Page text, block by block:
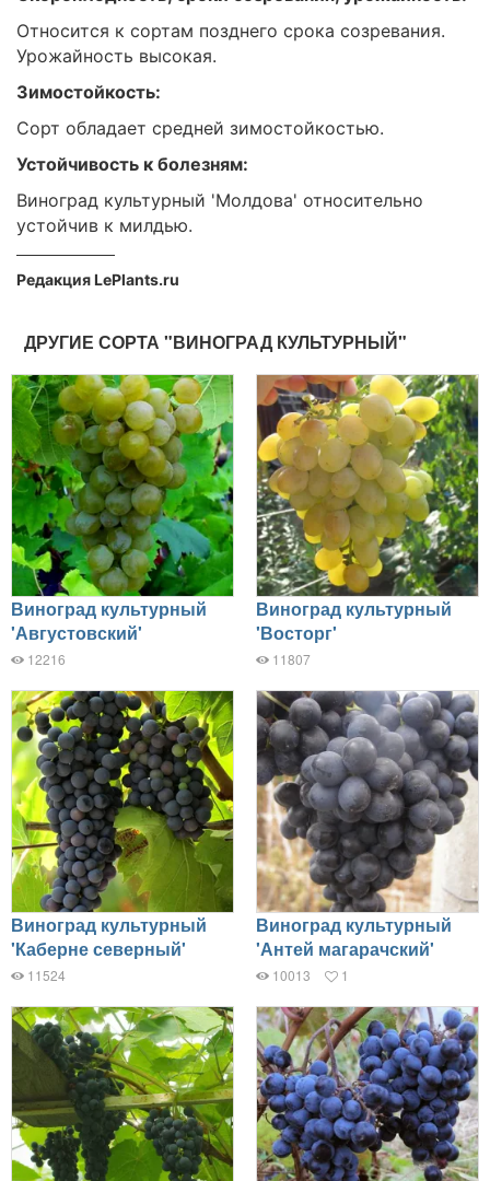
Относится к сортам позднего срока созревания.
Урожайность высокая.
Зимостойкость:
Сорт обладает средней зимостойкостью.
Устойчивость к болезням:
Виноград культурный 'Молдова' относительно
устойчив к милдью.
Редакция LePlants.ru
ДРУГИЕ СОРТА "ВИНОГРАД КУЛЬТУРНЫЙ"
Виноград культурный
'Августовский'
12216
Виноград культурный
'Восторг'
11807
Виноград культурный
'Каберне северный'
11524
Виноград культурный
'Антей магарачский'
10013 1